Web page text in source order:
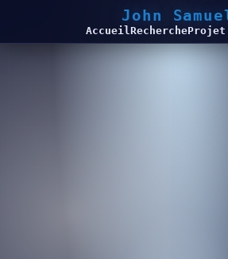
John
AccueilRechercheProjet